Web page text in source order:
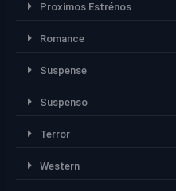
Proximos Estrénos
Romance
Suspense
Suspenso
Terror
Western